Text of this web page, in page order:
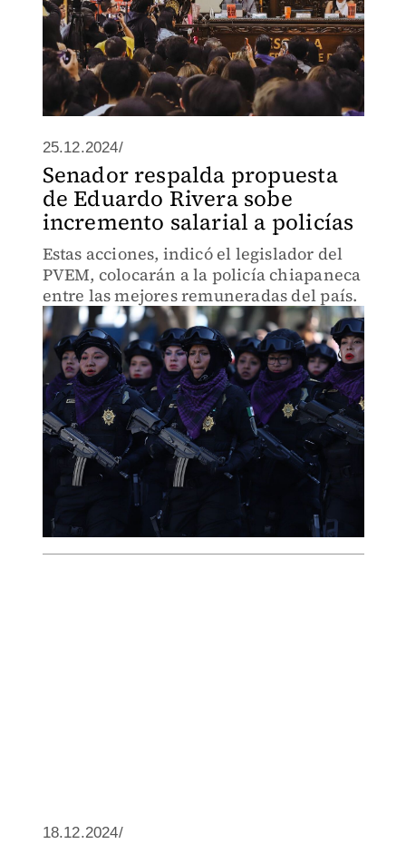
25.12.2024/
Senador respalda propuesta
de Eduardo Rivera sobe
incremento salarial a policías
Estas acciones, indicó el legislador del
PVEM, colocarán a la policía chiapaneca
entre las mejores remuneradas del país.
18.12.2024/